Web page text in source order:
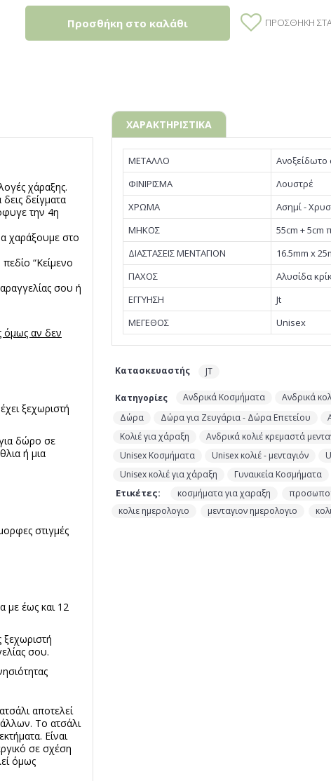
Προσθήκη στο καλάθι ΠΡΟΣΘΉΚΗ
χάραξης.
δείγματα
την 4η
χαράξουμε στο
“Κείμενο
σου ή
όμως αν δεν
ξεχωριστή
δώρο σε
ή μια
στιγμές
με έως και 12
σου.
αποτελεί
Το ατσάλι
Είναι
σε σχέση
όμως
ΧΑΡΑΚΤΗΡΙΣΤΙΚΑ
ΜΕΤΑΛΛΟ
Ανοξείδωτο
ΦΙΝΙΡΙΣΜΑ
Λουστρέ
ΧΡΩΜΑ
Ασημί -
ΜΗΚΟΣ
55cm + 5cm
ΔΙΑΣΤΑΣΕΙΣ ΜΕΝΤΑΓΙΟΝ
16.5mm x
ΠΑΧΟΣ
Αλυσίδα
EΓΓΥΗΣΗ
Jt
ΜΕΓΕΘΟΣ
Unisex
Κατασκευαστής JT
Κατηγορίες Ανδρικά Κοσμήματα Ανδρικά
Δώρα
Δώρα για Ζευγάρια - Δώρα Επετείου
Κολιέ για χάραξη
Ανδρικά κολιέ κρεμαστά
Unisex Κοσμήματα
Unisex κολιέ - μενταγιόν
Unisex κολιέ για χάραξη
Γυναικεία Κοσμήματα
Ετικέτες: κοσμήματα για χαραξη
κολιε ημερολογιο μενταγιον ημερολογιο